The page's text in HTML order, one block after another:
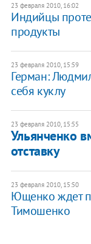
23 февраля 2010, 16:02
Индийцы
продукты
23 февраля 2010, 15:59
Герман:
себя куклу
23 февраля 2010, 15:55
Ульянченко
отставку
23 февраля 2010, 15:50
Ющенко ждет
Тимошенко